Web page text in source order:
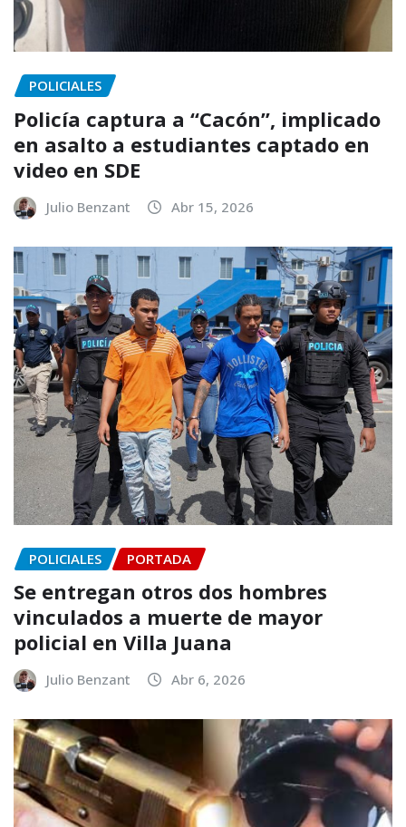
POLICIALES
Policía captura a “Cacón”, implicado
en asalto a estudiantes captado en
video en SDE
Julio Benzant Abr 15, 2026
POLICIALES PORTADA
Se entregan otros dos hombres
vinculados a muerte de mayor
policial en Villa Juana
Julio Benzant Abr 6, 2026